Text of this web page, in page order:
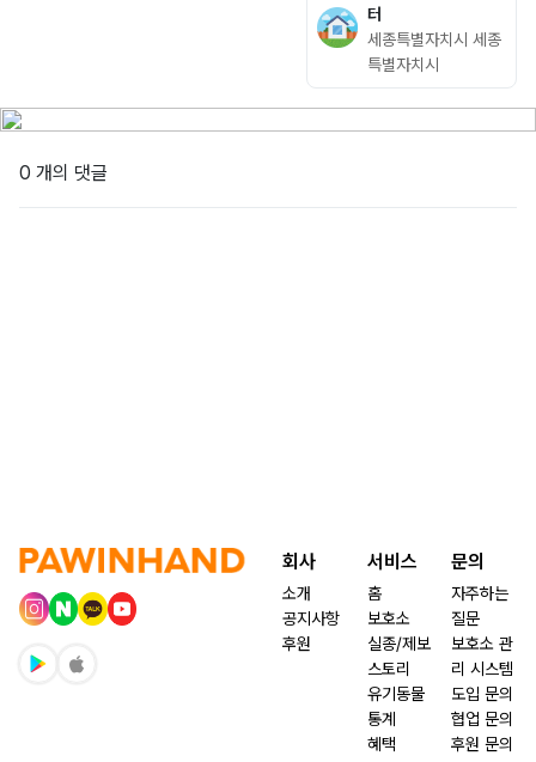
터
세종특별자치시 세종
특별자치시
0 개의 댓글
회사
소개
공지사항
후원
서비스
홈
보호소
실종/제보
스토리
유기동물
통계
혜택
문의
자주하는
질문
보호소 관
리 시스템
도입 문의
협업 문의
후원 문의